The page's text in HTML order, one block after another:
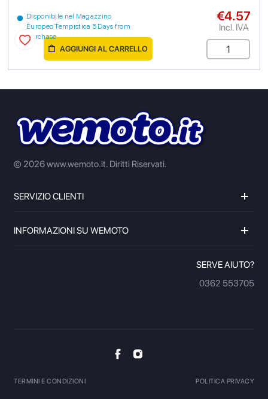
Disponibile nel Magazzino
Europeo Tempistica 5 Days from
purchase
€4.57
Incl. IVA
AGGIUNGI AL CARRELLO
© 2026 www.wemoto.it. Diritti Riservati.
SERVIZIO CLIENTI
INFORMAZIONI SU WEMOTO
SERVE AIUTO?
0362 553705
TERMINI E CONDIZIONI POLITICA PRIVACY